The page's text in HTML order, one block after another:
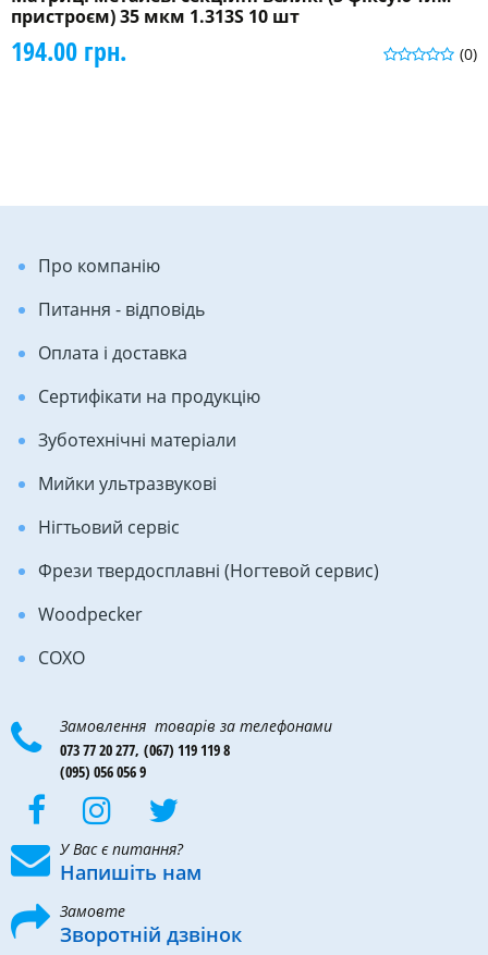
пристроєм) 35 мкм 1.313S 10 шт
(0)
194.00 грн.
Про компанію
Питання - відповідь
Оплата і доставка
Сертифікати на продукцію
Зуботехнічні матеріали
Мийки ультразвукові
Нігтьовий сервіс
Фрези твердосплавні (Ногтевой сервис)
Woodpecker
COXO
Замовлення товарів за телефонами
073 77 20 277, (067) 119 119 8
(095) 056 056 9
У Вас є питання?
Напишіть нам
Замовте
Зворотній дзвінок